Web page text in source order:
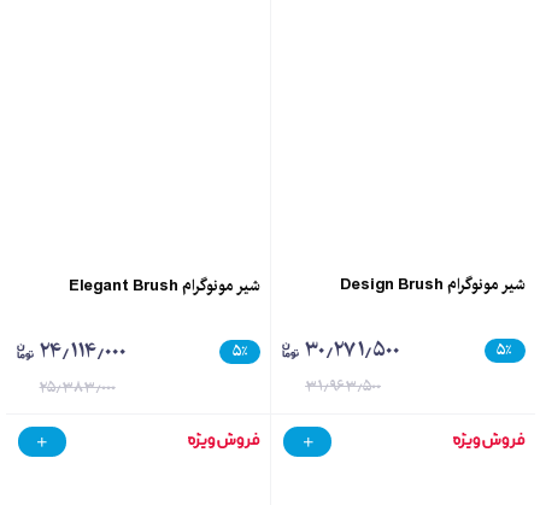
شیر مونوگرام Design Brush
۵٪ ۳۰٫۲۷۱٫۵۰۰
۳۱٫۹۶۳٫۵۰۰
شیر مونوگرام Elegant Brush
۵٪ ۲۴٫۱۱۴٫۰۰۰
۲۵٫۳۸۳٫۰۰۰